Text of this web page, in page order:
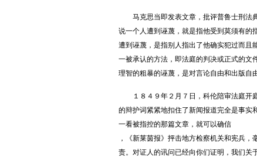
马克思当即发表文章，批评普鲁士刑法典
说一个人遭到诬蔑，就是指他受到莫须有的
遭到诬蔑，是指别人指出了他确实犯过而且
一被承认的方法，即法庭的判决或正式的文
理智的粗暴的诬蔑，是对言论自由和出版自
１８４９年２月７日，科伦陪审法庭开
的辩护词紧紧地扣住了新闻报道完全是事实
一看被指控的那篇文章，就可以确信
，《新莱茵报》抨击地方检察机关和宪兵
责。对证人的讯问已经向你们证明，我们关